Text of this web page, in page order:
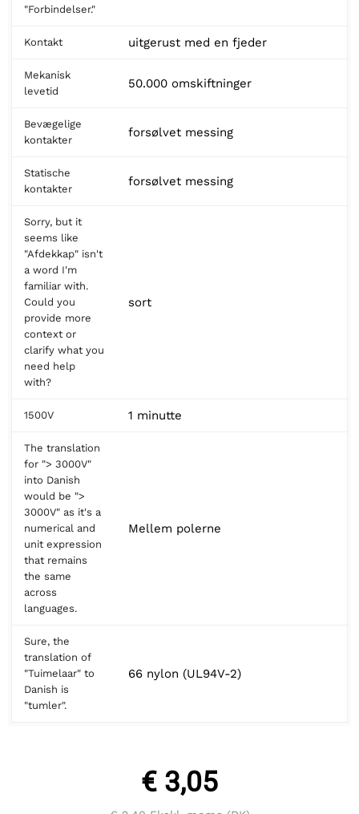
"Forbindelser."
Kontakt uitgerust med en fjeder
Mekanisk
levetid
50.000 omskiftninger
Bevægelige
kontakter
forsølvet messing
Statische
kontakter
forsølvet messing
Sorry, but it
seems like
"Afdekkap" isn't
a word I'm
familiar with.
Could you
provide more
context or
clarify what you
need help
with?
sort
1500V 1 minutte
The translation
for "> 3000V"
into Danish
would be ">
3000V" as it's a
numerical and
unit expression
that remains
the same
across
languages.
Mellem polerne
Sure, the
translation of
"Tuimelaar" to
Danish is
"tumler".
66 nylon (UL94V-2)
€ 3,05